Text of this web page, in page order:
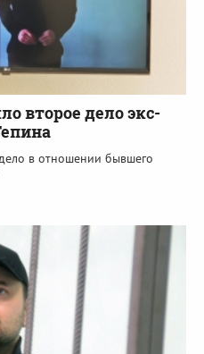
второе дело экс-
в отношении бывшего